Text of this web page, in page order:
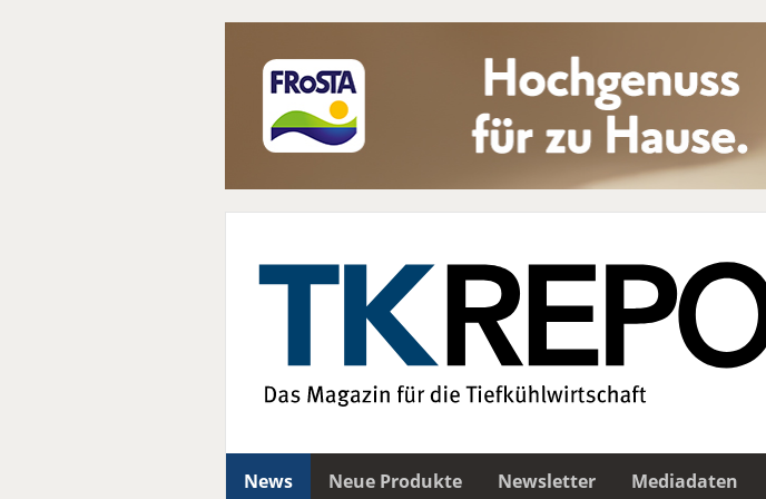
News Neue Produkte Newsletter
Mediadaten